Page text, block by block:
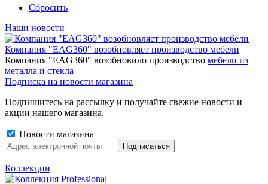
Сбросить
Наши новости
Компания "EAG360" возобновляет производство мебели
Компания "EAG360" возобновило производство мебели из
металла и стекла
Подписка на новости магазина
Подпишитесь на рассылку и получайте свежие новости и
акции нашего магазина.
Новости магазина
Коллекции